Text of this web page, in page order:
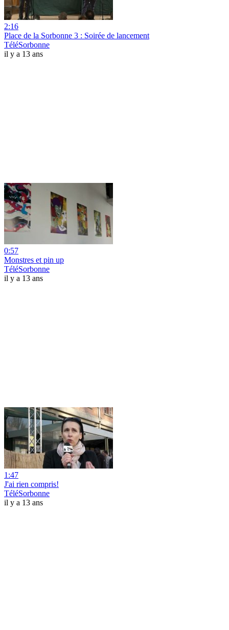
2:16
Place de la Sorbonne 3 : Soirée de lancement
TéléSorbonne
il y a 13 ans
0:57
Monstres et pin up
TéléSorbonne
il y a 13 ans
1:47
J'ai rien compris!
TéléSorbonne
il y a 13 ans